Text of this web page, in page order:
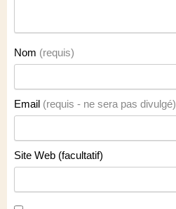
Nom (requis)
Email (requis - ne sera pas divulgé)
Site Web (facultatif)